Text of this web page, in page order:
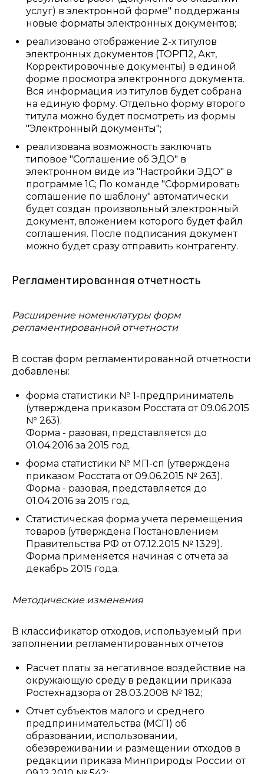
услуг) в электронной форме" поддержаны
новые форматы электронных документов;
реализовано отображение 2-х титулов
электронных документов (ТОРГ12, Акт,
Корректировочные документы) в единой
форме просмотра электронного документа.
Вся информация из титулов будет собрана
на единую форму. Отдельно форму второго
титула можно будет посмотреть из формы
"Электронный документы";
реализована возможность заключать
типовое "Соглашение об ЭДО" в
электронном виде из "Настройки ЭДО" в
программе 1С; По команде "Сформировать
соглашение по шаблону" автоматически
будет создан произвольный электронный
документ, вложением которого будет файл
соглашения. После подписания документ
можно будет сразу отправить контрагенту.
Регламентированная отчетность
Расширение номенклатуры форм
регламентированной отчетности
В состав форм регламентированной отчетности
добавлены:
форма статистики № 1-предприниматель
(утверждена приказом Росстата от 09.06.2015
№ 263).
Форма - разовая, представляется до
01.04.2016 за 2015 год.
форма статистики № МП-сп (утверждена
приказом Росстата от 09.06.2015 № 263).
Форма - разовая, представляется до
01.04.2016 за 2015 год.
Статистическая форма учета перемещения
товаров (утверждена Постановлением
Правительства РФ от 07.12.2015 № 1329).
Форма применяется начиная с отчета за
декабрь 2015 года.
Методические изменения
В классификатор отходов, используемый при
заполнении регламентированных отчетов
Расчет платы за негативное воздействие на
окружающую среду в редакции приказа
Ростехнадзора от 28.03.2008 № 182;
Отчет субъектов малого и среднего
предпринимательства (МСП) об
образовании, использовании,
обезвреживании и размещении отходов в
редакции приказа Минприроды России от